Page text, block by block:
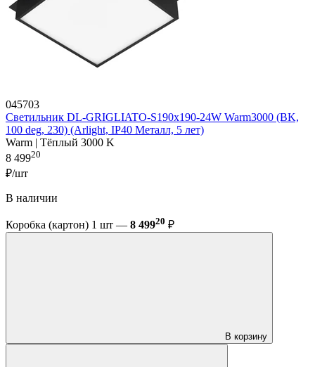
045703
Светильник DL-GRIGLIATO-S190x190-24W Warm3000 (BK,
100 deg, 230) (Arlight, IP40 Металл, 5 лет)
Warm | Тёплый 3000 K
8 49920
₽/шт
В наличии
Коробка (картон) 1 шт — 8 49920 ₽
В корзину